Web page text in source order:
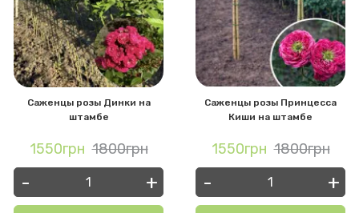
Саженцы розы Динки на
штамбе
1550грн 1800грн
- +
Саженцы розы Принцесса
Киши на штамбе
1550грн 1800грн
- +